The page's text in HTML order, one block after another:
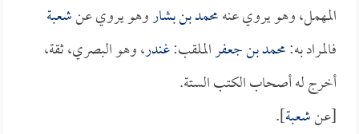
المهمل، وهو يروي عنهمحمد بن بشاروهو يروي عنشعبة
فالمراد به:محمد بن جعفرالملقب:غندر، وهو البصري، ثقة،
أخرج له أصحاب الكتب الستة.
[عنشعبة].